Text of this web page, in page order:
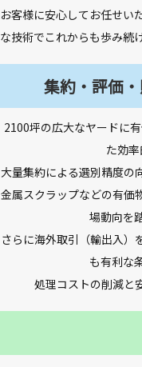
お客様に安心してお任せい
な技術でこれからも歩み続
集約・評価
2100坪の広大なヤードに
た効率
大量集約による選別精度の
金属スクラップなどの有価
場動向を
さらに海外取引（輸出入）
も有利な
処理コストの削減と